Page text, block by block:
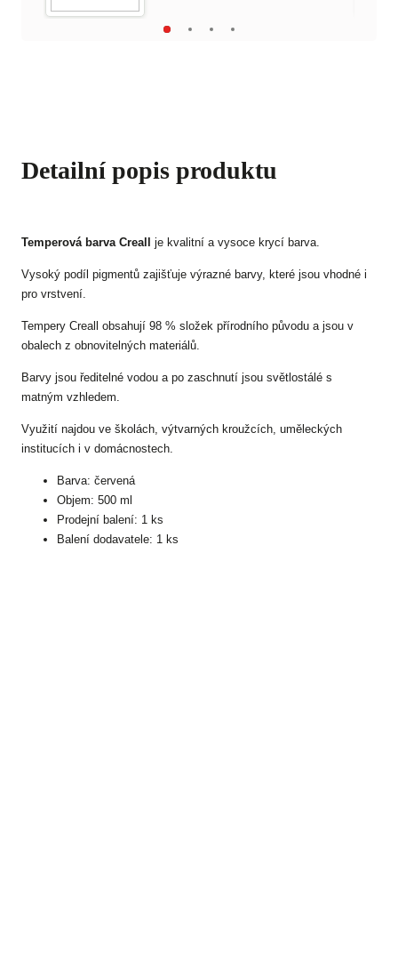
Detailní popis produktu
Temperová barva Creall je kvalitní a vysoce krycí barva.
Vysoký podíl pigmentů zajišťuje výrazné barvy, které jsou vhodné i
pro vrstvení.
Tempery Creall obsahují 98 % složek přírodního původu a jsou v
obalech z obnovitelných materiálů.
Barvy jsou ředitelné vodou a po zaschnutí jsou světlostálé s
matným vzhledem.
Využití najdou ve školách, výtvarných kroužcích, uměleckých
institucích i v domácnostech.
Barva: červená
Objem: 500 ml
Prodejní balení: 1 ks
Balení dodavatele: 1 ks